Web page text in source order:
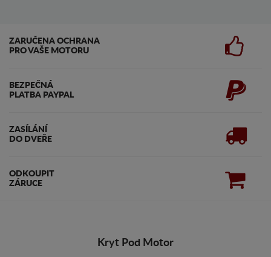
ZARUČENA OCHRANA
PRO VAŠE MOTORU
BEZPEČNÁ
PLATBA PAYPAL
ZASÍLÁNÍ
DO DVEŘE
ODKOUPIT
ZÁRUCE
Kryt Pod Motor